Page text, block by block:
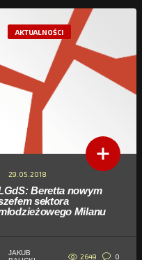
AKTUALNOŚCI
29.05.2018
Beretta nowym
sektora
Milanu
JAKUB
2649 0